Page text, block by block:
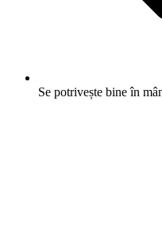
Se potrivește bine în